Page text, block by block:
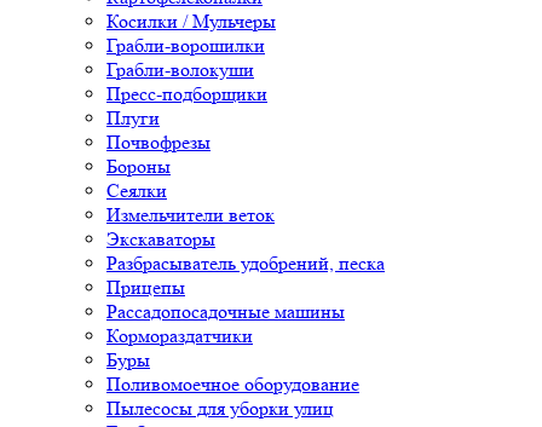
Косилки / Мульчеры
Грабли-ворошилки
Грабли-волокуши
Пресс-подборщики
Плуги
Почвофрезы
Бороны
Сеялки
Измельчители веток
Экскаваторы
Разбрасыватель удобрений, песка
Прицепы
Рассадопосадочные машины
Кормораздатчики
Буры
Поливомоечное оборудование
Пылесосы для уборки улиц